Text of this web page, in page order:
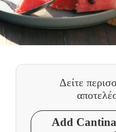
Δείτε
Add